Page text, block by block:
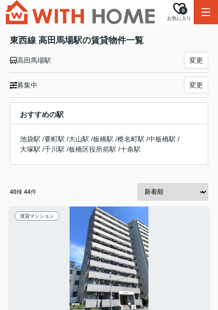
お気に入り
0
東西線 高田馬場駅の賃貸物件一覧
高田馬場駅 変更
募集中 変更
おすすめの駅
池袋駅 /要町駅 /大山駅 /板橋駅 /椎名町駅 /中板橋駅 /
大塚駅 /千川駅 /板橋区役所前駅 /十条駅
40棟 44件
賃貸マンション